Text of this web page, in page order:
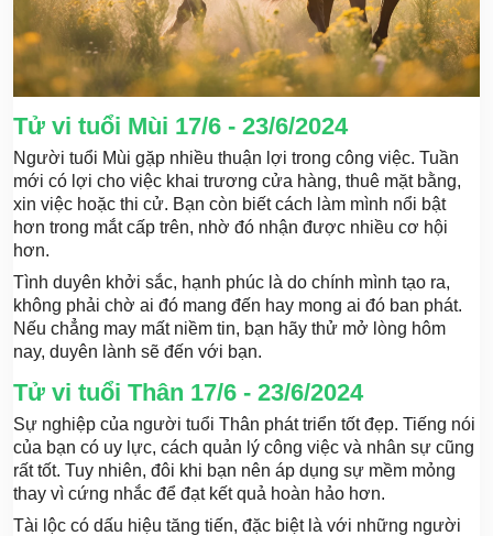
Tử vi tuổi Mùi 17/6 - 23/6/2024
Người tuổi Mùi gặp nhiều thuận lợi trong công việc. Tuần
mới có lợi cho việc khai trương cửa hàng, thuê mặt bằng,
xin việc hoặc thi cử. Bạn còn biết cách làm mình nổi bật
hơn trong mắt cấp trên, nhờ đó nhận được nhiều cơ hội
hơn.
Tình duyên khởi sắc, hạnh phúc là do chính mình tạo ra,
không phải chờ ai đó mang đến hay mong ai đó ban phát.
Nếu chẳng may mất niềm tin, bạn hãy thử mở lòng hôm
nay, duyên lành sẽ đến với bạn.
Tử vi tuổi Thân 17/6 - 23/6/2024
Sự nghiệp của người tuổi Thân phát triển tốt đẹp. Tiếng nói
của bạn có uy lực, cách quản lý công việc và nhân sự cũng
rất tốt. Tuy nhiên, đôi khi bạn nên áp dụng sự mềm mỏng
thay vì cứng nhắc để đạt kết quả hoàn hảo hơn.
Tài lộc có dấu hiệu tăng tiến, đặc biệt là với những người